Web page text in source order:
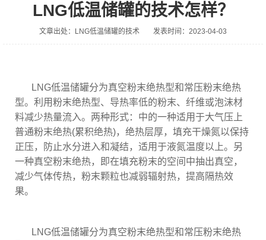
LNG低温储罐的技术怎样？
文章出处：LNG低温储罐的技术 发表时间：2023-04-03
LNG低温储罐分为真空粉末绝热型和常压粉末绝热
型。利用粉末绝热型、导热率低的粉末、纤维或泡沫材
料减少热量流入。两种形式：中的一种适用于大气压上
普通粉末绝热(累积绝热)，绝热层厚，填充干燥氮以保持
正压，防止水分进入和凝结，适用于液氮温度以上。另
一种真空粉末绝热，即在填充粉末的空间中抽出真空，
减少气体传热，粉末颗粒也减弱辐射热，提高隔热效
果。
LNG低温储罐分为真空粉末绝热型和常压粉末绝热